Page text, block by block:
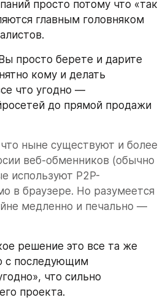
просто потому что «так
главным головняком
просто берете и дарите
кому и делать
что угодно —
до прямой продажи
ныне существуют и более
веб-обменников (обычно
используют P2P-
в браузере. Но разумеется
медленно и печально —
решение это все та же
с последующим
что сильно
проекта.